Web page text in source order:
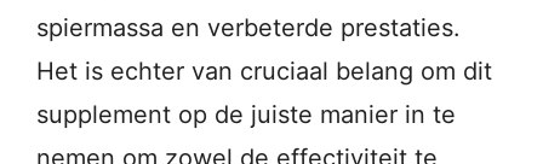
spiermassa en verbeterde prestaties.
Het is echter van cruciaal belang om dit
supplement op de juiste manier in te
nemen om zowel de effectiviteit te